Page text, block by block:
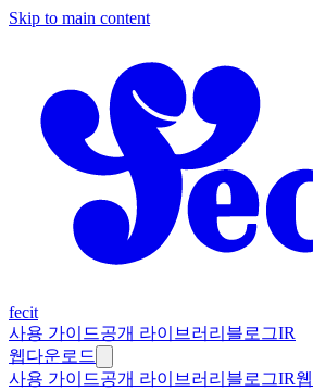
Skip to main content
fecit
사용 가이드공개 라이브러리 블로그IR
웹다운로드
사용 가이드공개 라이브러리 블로그IR웹